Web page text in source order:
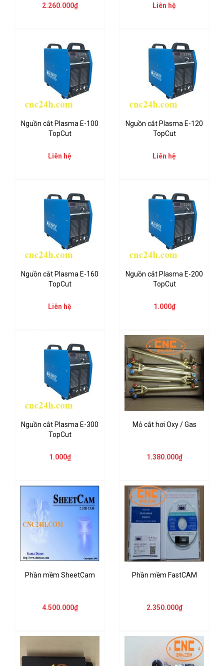
2.260.000₫ Liên hệ
Nguồn cắt Plasma E-100
TopCut
Liên hệ
Nguồn cắt Plasma E-120
TopCut
Liên hệ
Nguồn cắt Plasma E-160
TopCut
Liên hệ
Nguồn cắt Plasma E-200
TopCut
1.000₫
Nguồn cắt Plasma E-300
TopCut
1.000₫
Mỏ cắt hơi Oxy / Gas
1.380.000₫
Phần mềm SheetCam
4.500.000₫
Phần mềm FastCAM
2.350.000₫